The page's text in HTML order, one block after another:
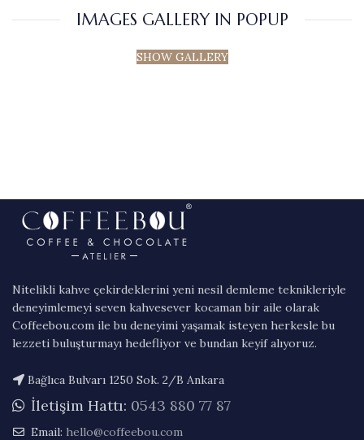
IMAGES GALLERY IN POPUP
SHOW GALLERY
Nitelikli kahve çekirdeklerini yeni nesil demleme teknikleriyle
deneyimlemeyi seven kahvesever kocaman bir aile olarak
Coffeebou.com ile bu deneyimi yaşamak isteyen herkesle bu
lezzeti buluşturmayı hedefliyor ve bundan keyif alıyoruz.
Bağlıca Bulvarı 1250 Sok. 2/B Ankara
İletişim Hattı: 0543 880 77 87
Email: hello@coffeebou.com